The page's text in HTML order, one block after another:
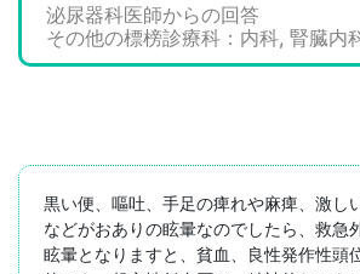
泌尿器科医師からの回答
その他の標榜診療科：内科, 腎臓内
黒い便、嘔吐、手足の痺れや麻痺、激し
などがおありの眩暈なのでしたら、救急
眩暈となりますと、貧血、良性発作性頭